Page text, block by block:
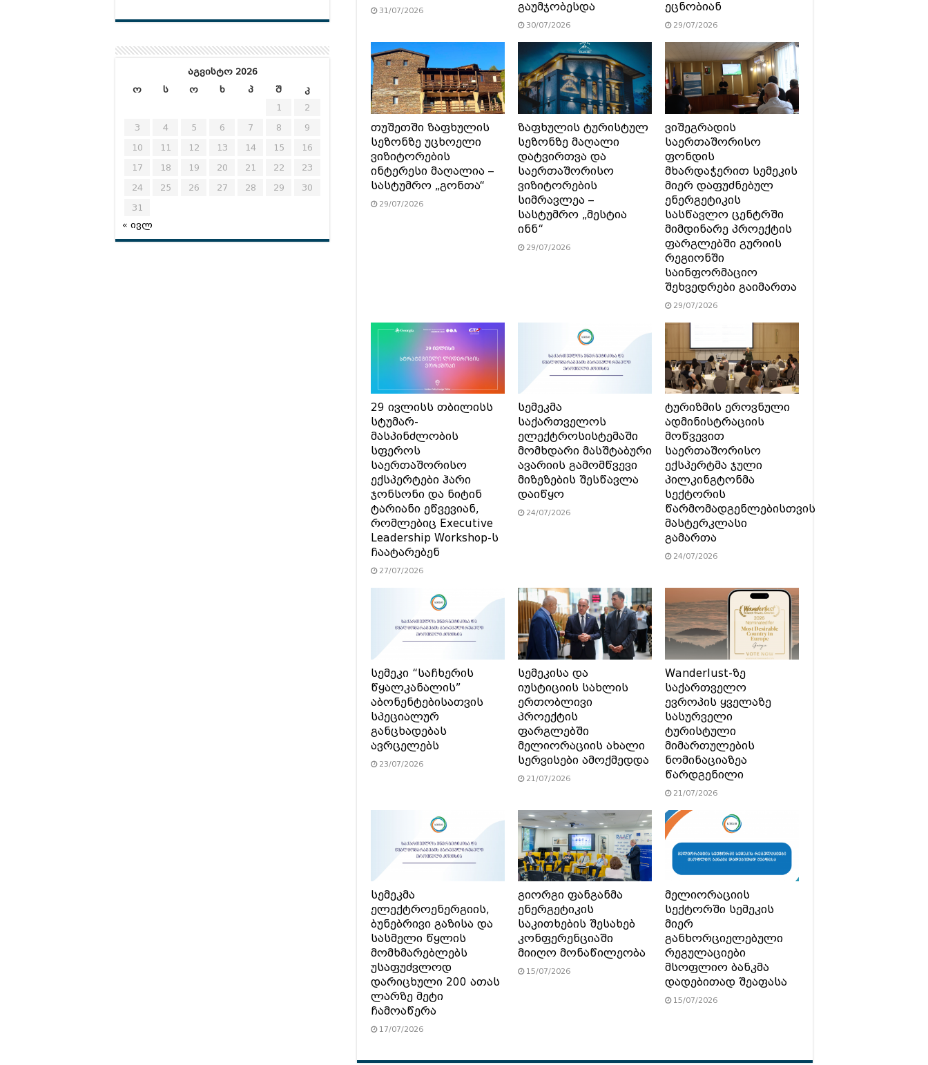
31/07/2026
გაუმჯობესდა
30/07/2026
ეცნობიან
29/07/2026
თუშეთში ზაფხულის
სეზონზე უცხოელი
ვიზიტორების
ინტერესი მაღალია –
სასტუმრო „გონთა“
29/07/2026
ზაფხულის ტურისტულ
სეზონზე მაღალი
დატვირთვა და
საერთაშორისო
ვიზიტორების
სიმრავლეა –
სასტუმრო „მესტია
ინნ“
29/07/2026
ვიშეგრადის
საერთაშორისო
ფონდის
მხარდაჭერით სემეკის
მიერ დაფუძნებულ
ენერგეტიკის
სასწავლო ცენტრში
მიმდინარე პროექტის
ფარგლებში გურიის
რეგიონში
საინფორმაციო
შეხვედრები გაიმართა
29/07/2026
29 ივლისს თბილისს
სტუმარ-
მასპინძლობის
სფეროს
საერთაშორისო
ექსპერტები ჰარი
ჯონსონი და ნიტინ
ტარიანი ეწვევიან,
რომლებიც Executive
Leadership Workshop-ს
ჩაატარებენ
27/07/2026
სემეკმა
საქართველოს
ელექტროსისტემაში
მომხდარი მასშტაბური
ავარიის გამომწვევი
მიზეზების შესწავლა
დაიწყო
24/07/2026
ტურიზმის ეროვნული
ადმინისტრაციის
მოწვევით
საერთაშორისო
ექსპერტმა ჯული
პილკინგტონმა
სექტორის
წარმომადგენლებისთვის
მასტერკლასი
გამართა
24/07/2026
სემეკი “საჩხერის
წყალკანალის”
აბონენტებისათვის
სპეციალურ
განცხადებას
ავრცელებს
23/07/2026
სემეკისა და
იუსტიციის სახლის
ერთობლივი
პროექტის
ფარგლებში
მელიორაციის ახალი
სერვისები ამოქმედდა
21/07/2026
Wanderlust-ზე
საქართველო
ევროპის ყველაზე
სასურველი
ტურისტული
მიმართულების
ნომინაციაზეა
წარდგენილი
21/07/2026
სემეკმა
ელექტროენერგიის,
ბუნებრივი გაზისა და
სასმელი წყლის
მომხმარებლებს
უსაფუძვლოდ
დარიცხული 200 ათას
ლარზე მეტი
ჩამოაწერა
17/07/2026
გიორგი ფანგანმა
ენერგეტიკის
საკითხების შესახებ
კონფერენციაში
მიიღო მონაწილეობა
15/07/2026
მელიორაციის
სექტორში სემეკის
მიერ
განხორციელებული
რეგულაციები
მსოფლიო ბანკმა
დადებითად შეაფასა
15/07/2026
აგვისტო 2026
ო
ს ო ხ პ შ
კ
1
2
3
4 5 6 7 8
9
10
11 12 13 14 15
16
17
18 19 20 21 22
23
24
25 26 27 28 29
30
31
« ივლ